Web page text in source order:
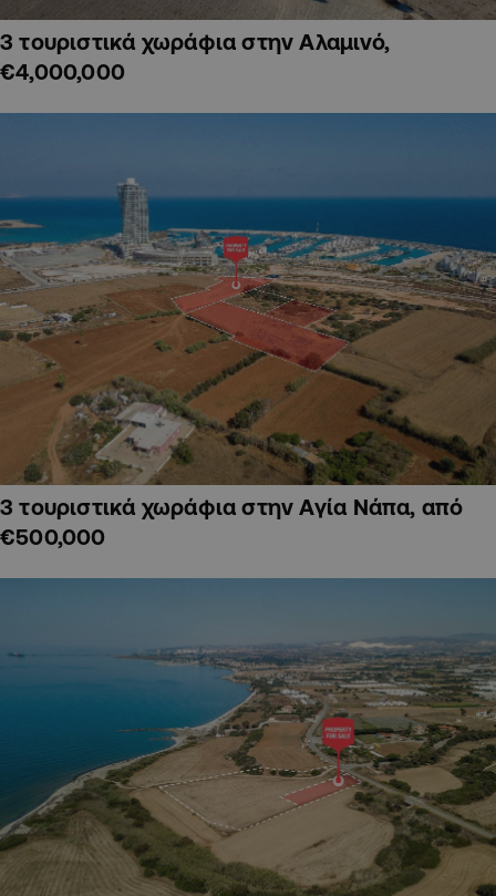
3 τουριστικά χωράφια στην Αλαμινό,
€4,000,000
3 τουριστικά χωράφια στην Αγία Νάπα, από
€500,000